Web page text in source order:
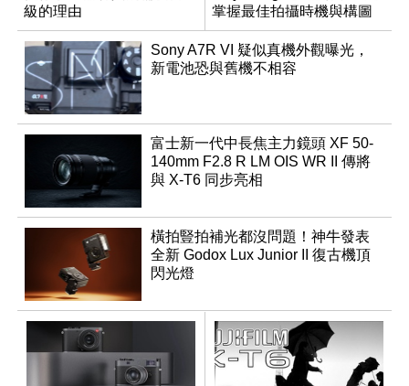
級的理由
掌握最佳拍攝時機與構圖
Sony A7R VI 疑似真機外觀曝光，
新電池恐與舊機不相容
富士新一代中長焦主力鏡頭 XF 50-
140mm F2.8 R LM OIS WR II 傳將
與 X-T6 同步亮相
橫拍豎拍補光都沒問題！神牛發表
全新 Godox Lux Junior II 復古機頂
閃光燈